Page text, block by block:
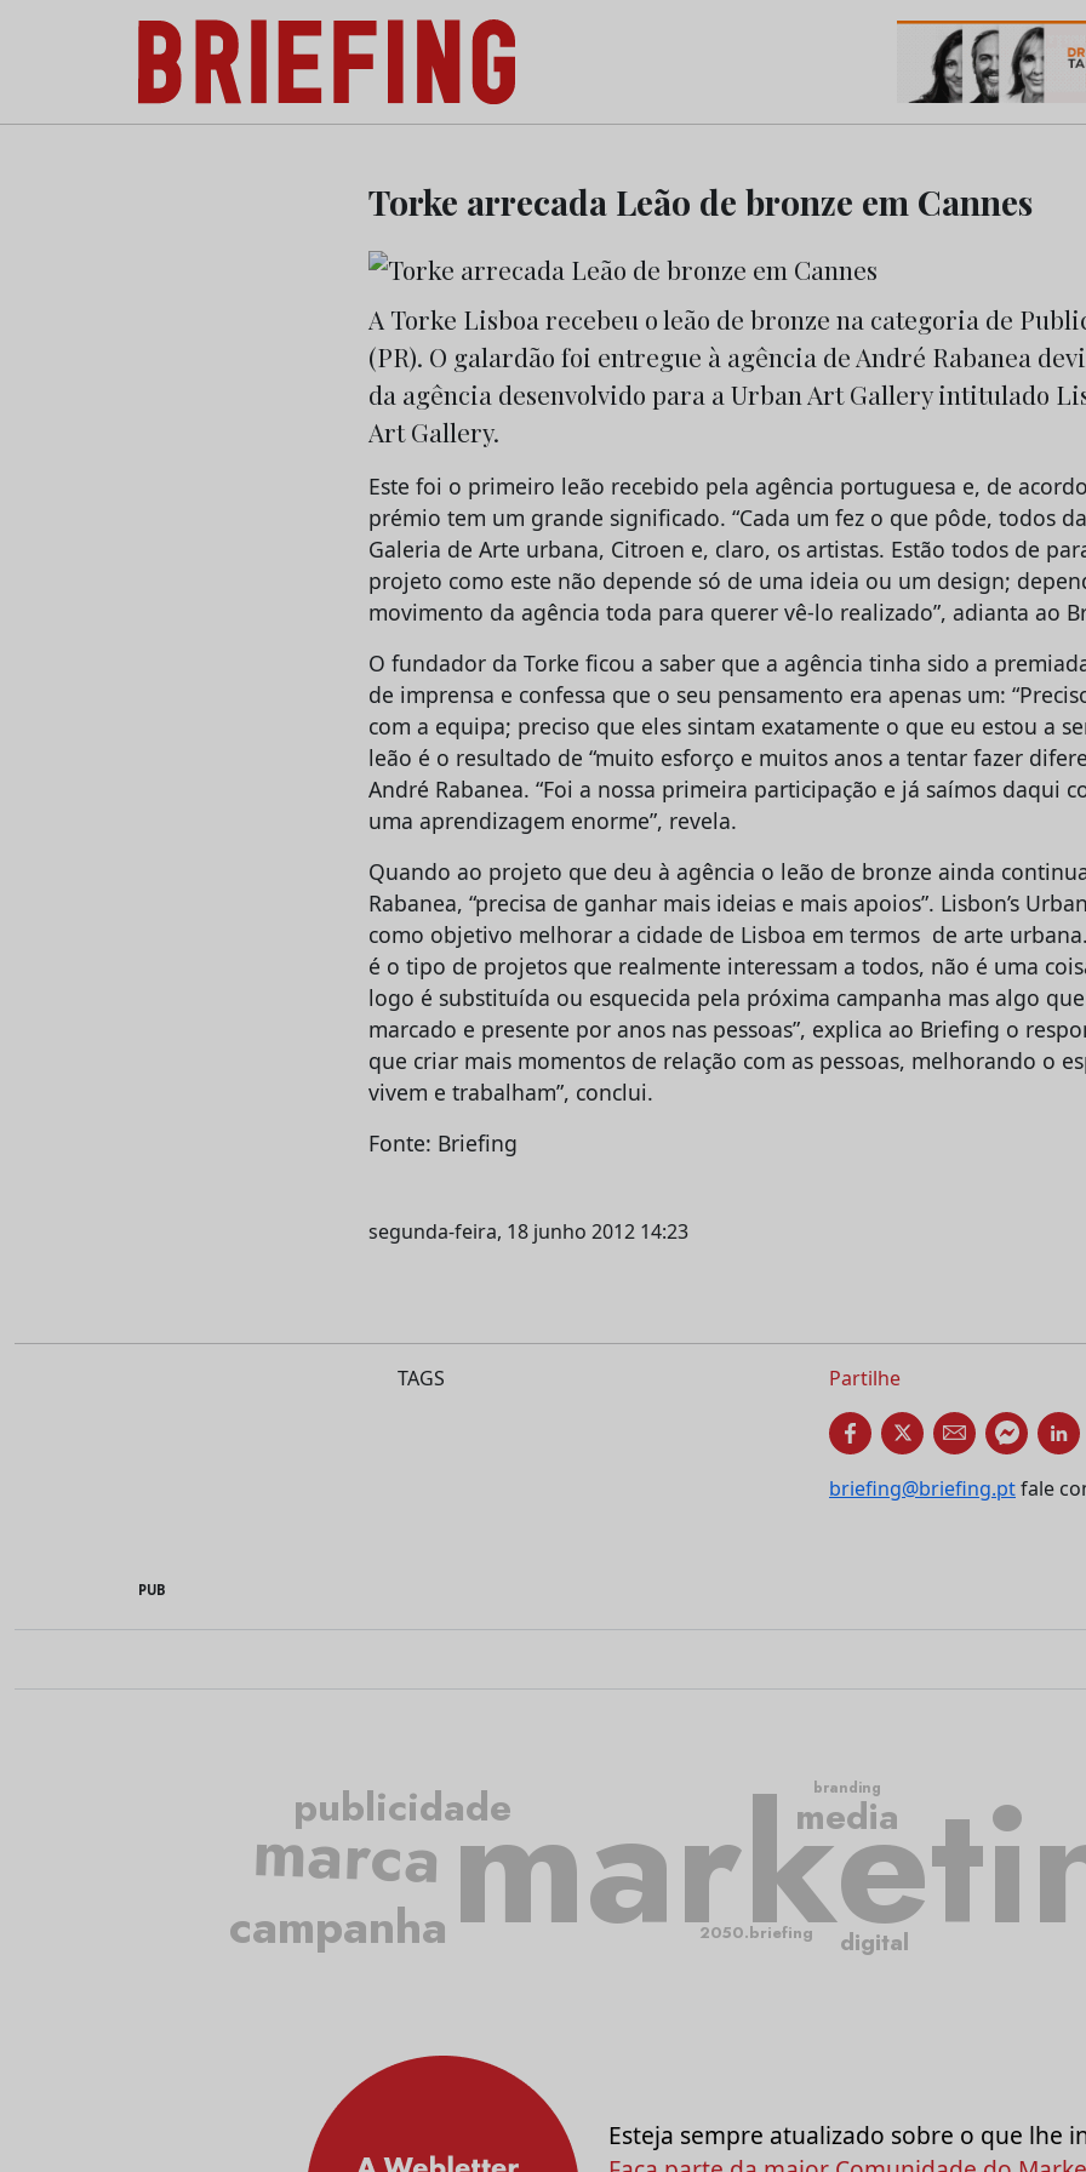
Briefing: Todas as notícias sobre os negócios do Marketing e da Publicidade
Torke arrecada Leão de bronze em Cannes
A Torke Lisboa recebeu o leão de bronze na categoria de
(PR). O galardão foi entregue à agência de André Rabanea
da agência desenvolvido para a Urban Art Gallery intitulado
Art Gallery.
Este foi o primeiro leão recebido pela agência portuguesa e, de
prémio tem um grande significado. “Cada um fez o que pôde, todos
Galeria de Arte urbana, Citroen e, claro, os artistas. Estão todos de
projeto como este não depende só de uma ideia ou um design;
movimento da agência toda para querer vê-lo realizado”, adianta ao
O fundador da Torke ficou a saber que a agência tinha sido a
de imprensa e confessa que o seu pensamento era apenas um:
com a equipa; preciso que eles sintam exatamente o que eu estou a
leão é o resultado de “muito esforço e muitos anos a tentar fazer
André Rabanea. “Foi a nossa primeira participação e já saímos daqui
uma aprendizagem enorme”, revela.
Quando ao projeto que deu à agência o leão de bronze ainda
Rabanea, “precisa de ganhar mais ideias e mais apoios”. Lisbon’s
como objetivo melhorar a cidade de Lisboa em termos de arte
é o tipo de projetos que realmente interessam a todos, não é uma
logo é substituída ou esquecida pela próxima campanha mas algo
marcado e presente por anos nas pessoas”, explica ao Briefing o
que criar mais momentos de relação com as pessoas, melhorando o
vivem e trabalham”, conclui.
Fonte: Briefing
segunda-feira, 18 junho 2012 14:23
TAGS Partilhe
briefing@briefing.ptfale
PUB
publicidade
marca
campanha
media
digital
2050.briefing
branding
Esteja sempre atualizado sobre o que lhe